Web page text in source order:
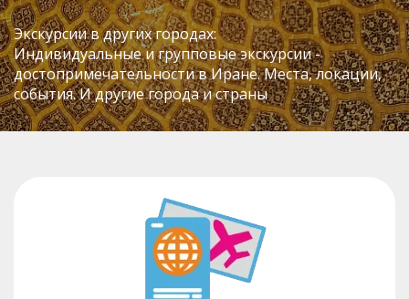
Экскурсии в других городах:
Индивидуальные и групповые экскурсии -
достопримечательности в Иране. Места, локации,
события. И другие города и страны